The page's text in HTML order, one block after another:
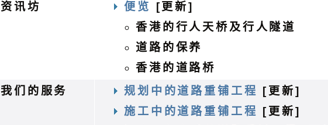
资讯坊 便览
[更新]
香港的行人天桥及行人隧道
道路的保养
香港的道路桥
我们的服务 规划中的道路重铺工程
[更新]
施工中的道路重铺工程
[更新]